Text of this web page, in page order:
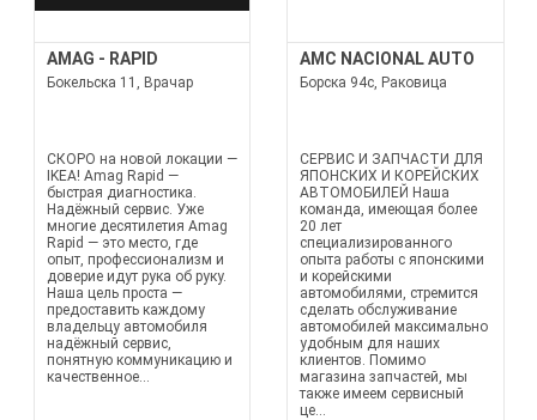
AMAG - RAPID
Бокельска 11, Врачар
СКОРО на новой локации —
IKEA! Amag Rapid —
быстрая диагностика.
Надёжный сервис. Уже
многие десятилетия Amag
Rapid — это место, где
опыт, профессионализм и
доверие идут рука об руку.
Наша цель проста —
предоставить каждому
владельцу автомобиля
надёжный сервис,
понятную коммуникацию и
качественное...
AMC NACIONAL AUTO
Борска 94с, Раковица
СЕРВИС И ЗАПЧАСТИ ДЛЯ
ЯПОНСКИХ И КОРЕЙСКИХ
АВТОМОБИЛЕЙ Наша
команда, имеющая более
20 лет
специализированного
опыта работы с японскими
и корейскими
автомобилями, стремится
сделать обслуживание
автомобилей максимально
удобным для наших
клиентов. Помимо
магазина запчастей, мы
также имеем сервисный
це...